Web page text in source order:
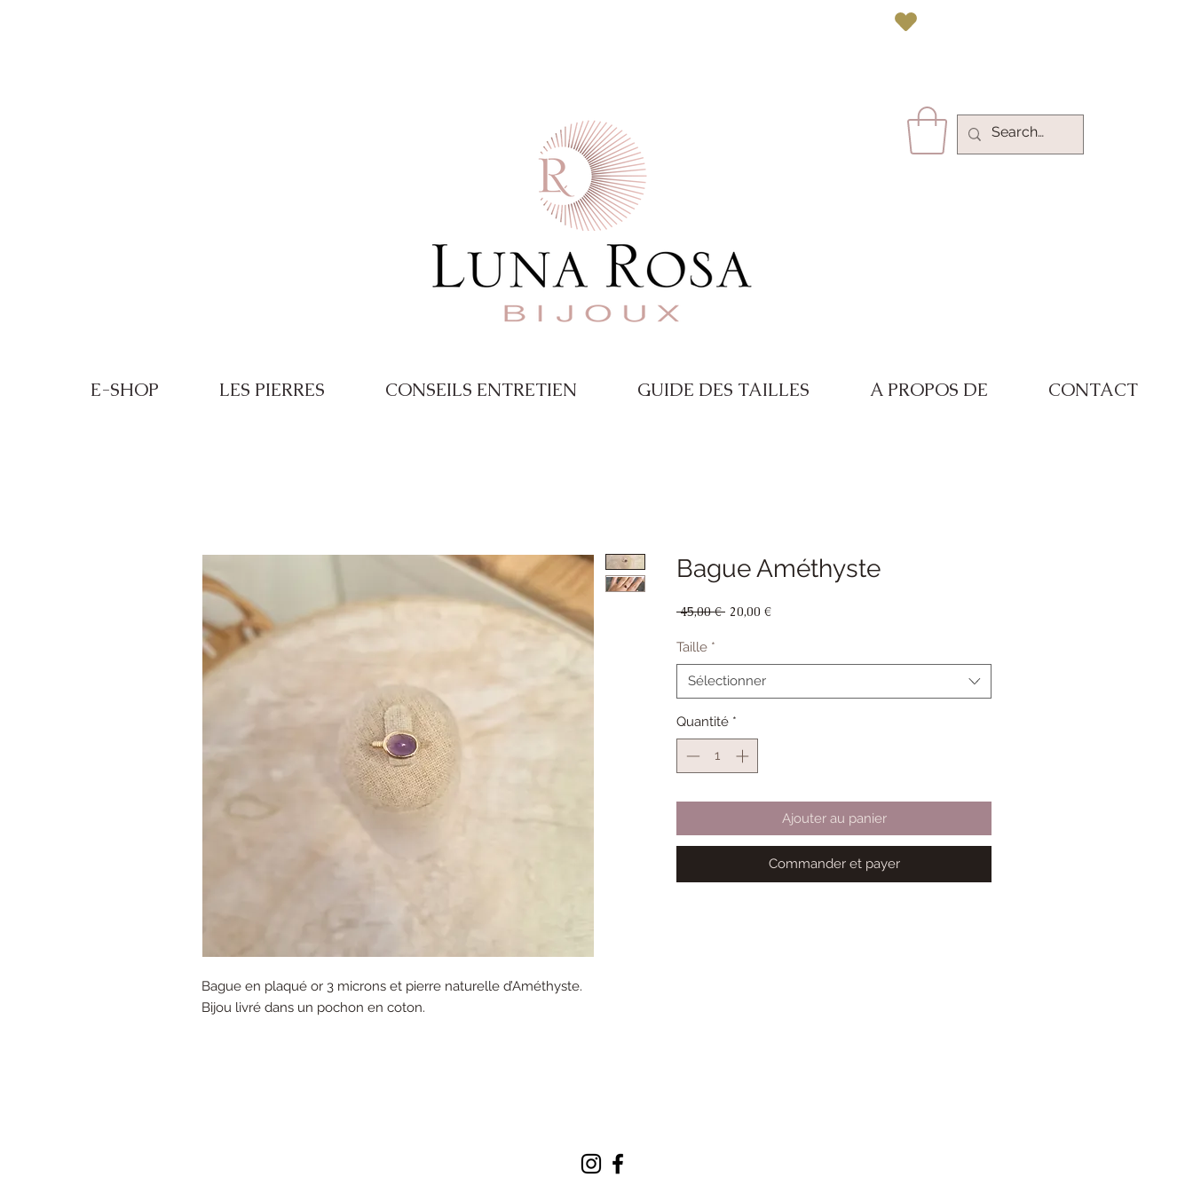
E-SHOP LES PIERRES CONSEILS ENTRETIEN GUIDE DES TAILLES A PROPOS DE CONTACT
Bague en plaqué or 3 microns et pierre naturelle d’Améthyste.
Bijou livré dans un pochon en coton.
Bague Améthyste
45,00 € Prix
20,00 €Prix
Taille *
Sélectionner
Quantité *
Ajouter au panier
Commander et payer